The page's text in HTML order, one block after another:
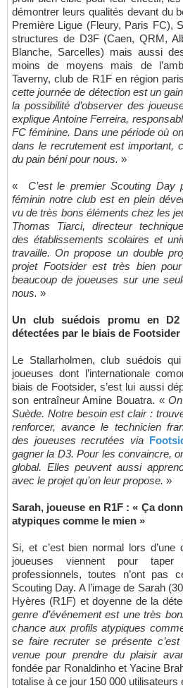
démontrer leurs qualités devant du
Première Ligue (Fleury, Paris FC),
structures de D3F (Caen, QRM,
Blanche, Sarcelles) mais aussi
moins de moyens mais de
Taverny, club de R1F en région
cette journée de détection est un
la possibilité d’observer des
explique Antoine Ferreira,
FC féminine. Dans une période où
dans le recrutement est important,
du pain béni pour nous. »
« C’est le premier Scouting Day
féminin notre club est en plein
vu de très bons éléments chez les
Thomas Tiarci, directeur
des établissements scolaires et
travaille. On propose un double
projet Footsider est très bien
beaucoup de joueuses sur une
nous. »
Un club suédois promu en
détectées par le biais de Footsider
Le Stallarholmen, club suédois
joueuses dont l’internationale
biais de Footsider, s’est lui aussi
son entraîneur Amine Bouatra. «
Suède. Notre besoin est clair :
renforcer, avance le technicien
des joueuses recrutées via
gagner la D3. Pour les convaincre,
global. Elles peuvent aussi
avec le projet qu’on leur propose. »
Sarah, joueuse en R1F : « Ça
atypiques comme le mien »
Si, et c’est bien normal lors d’une
joueuses viennent pour
professionnels, toutes n’ont pas
Scouting Day. A l’image de Sarah
Hyères (R1F) et doyenne de la
genre d’événement est une très
chance aux profils atypiques
se faire recruter se présente
venue pour prendre du plaisir
fondée par Ronaldinho et Yacine
totalise à ce jour 150 000 utilisateurs